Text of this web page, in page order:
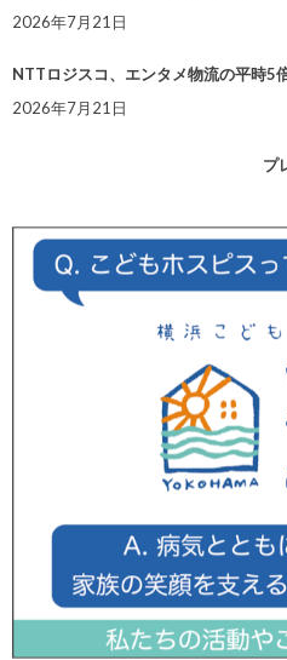
2026年7月21日
NTTロジスコ、エンタメ物流の平時
2026年7月21日
プ